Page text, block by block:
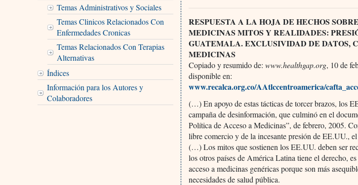
Temas Administrativos y Sociales
Temas Clinicos Relacionados Con
Enfermedades Cronicas
Temas Relacionados Con Terapias
Alternativas
Índices
Información para los Autores y
Colaboradores
RESPUESTA A LA HOJA DE HECHOS
MEDICINAS MITOS Y REALIDADES:
GUATEMALA. EXCLUSIVIDAD DE DATOS,
MEDICINAS
Copiado y resumido de:www.healthgap.org, 10 de
disponible en:
www.recalca.org.co/AAtlccentroamerica/
(…) En apoyo de estas tácticas de torcer brazos, los
campaña de desinformación, que culminó en el
Política de Acceso a Medicinas”, de febrero, 2005.
libre comercio y de la incesante presión de EE.UU.,
(…) Los mitos que sostienen los EE.UU. deben ser
los otros países de América Latina tiene el derecho,
acceso a medicinas genéricas porque son más
necesidades de salud pública.